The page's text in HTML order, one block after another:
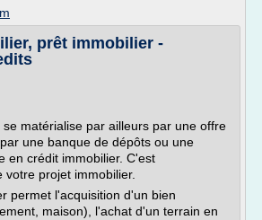
prêt immobilier -
matérialise par ailleurs par une offre
une banque de dépôts ou une
en crédit immobilier. C'est
votre projet immobilier.
permet l'acquisition d'un bien
maison), l'achat d'un terrain en